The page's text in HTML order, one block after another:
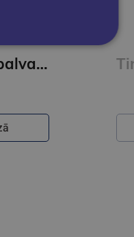
Tintes pildspalva STABILO dr!ve, F, zaļa